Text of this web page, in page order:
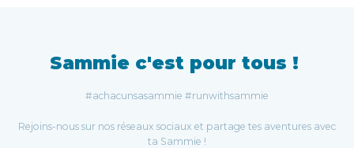
Sammie c'est pour tous !
#achacunsasammie #runwithsammie
Rejoins-nous sur nos réseaux sociaux et partage tes aventures avec
ta Sammie !